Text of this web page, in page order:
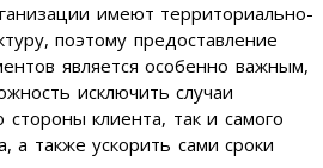
имеют территориально-
поэтому предоставление
является особенно важным,
исключить случаи
стороны клиента, так и самого
а также ускорить сами сроки